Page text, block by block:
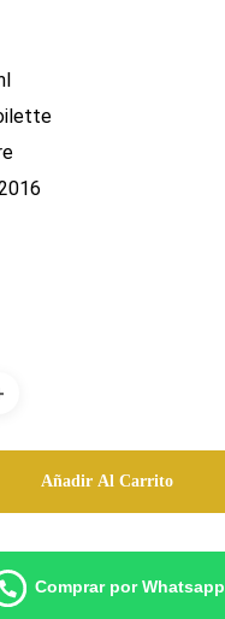
Añadir Al Carrito
Comprar por Whatsapp